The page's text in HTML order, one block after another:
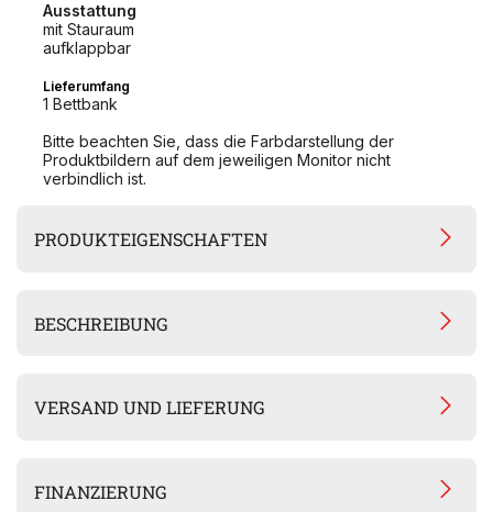
Ausstattung
mit Stauraum
aufklappbar
Lieferumfang
1 Bettbank
Bitte beachten Sie, dass die Farbdarstellung der
Produktbildern auf dem jeweiligen Monitor nicht
verbindlich ist.
PRODUKTEIGENSCHAFTEN
BESCHREIBUNG
VERSAND UND LIEFERUNG
FINANZIERUNG